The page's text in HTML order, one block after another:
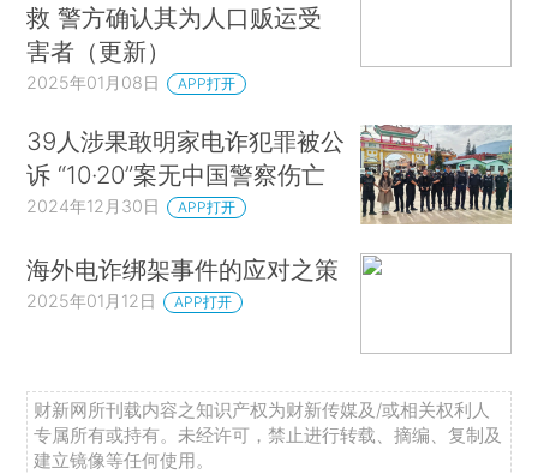
救 警方确认其为人口贩运受
害者（更新）
2025年01月08日 APP打开
39人涉果敢明家电诈犯罪被公
诉 “10·20”案无中国警察伤亡
2024年12月30日 APP打开
海外电诈绑架事件的应对之策
2025年01月12日 APP打开
财新网所刊载内容之知识产权为财新传媒及/或相关权利人
专属所有或持有。未经许可，禁止进行转载、摘编、复制及
建立镜像等任何使用。